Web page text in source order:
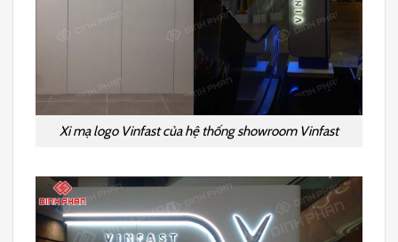
Xi mạ logo Vinfast của hệ thống showroom Vinfast